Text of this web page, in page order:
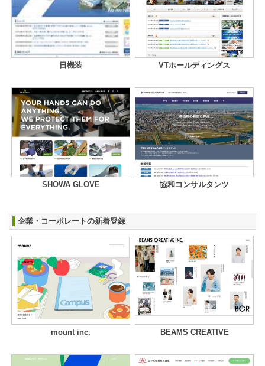
日機装 VTホールディングス
SHOWA GLOVE 協和コンサルタンツ
企業・コーポレートの新着登録
mount inc. BEAMS CREATIVE